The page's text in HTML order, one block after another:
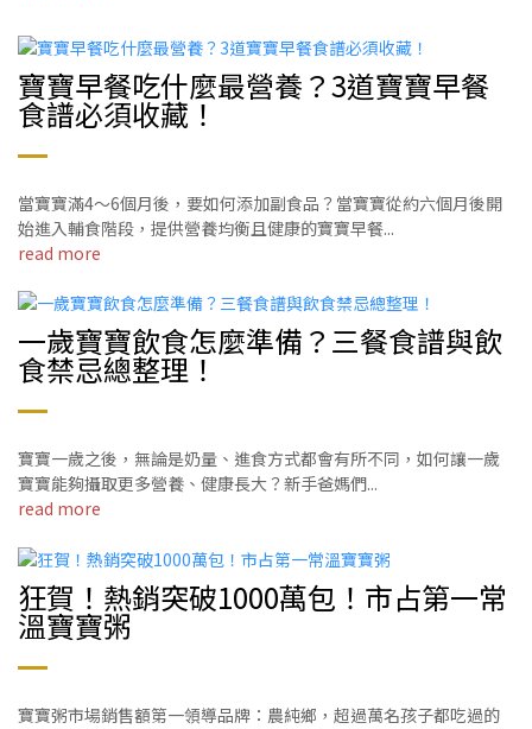
寶寶早餐吃什麼最營養？3道寶寶早餐
食譜必須收藏！
當寶寶滿4～6個月後，要如何添加副食品？當寶寶從約六個月後開
始進入輔食階段，提供營養均衡且健康的寶寶早餐...
read more
一歲寶寶飲食怎麼準備？三餐食譜與飲
食禁忌總整理！
寶寶一歲之後，無論是奶量、進食方式都會有所不同，如何讓一歲
寶寶能夠攝取更多營養、健康長大？新手爸媽們...
read more
狂賀！熱銷突破1000萬包！市占第一常
溫寶寶粥
寶寶粥市場銷售額第一領導品牌：農純鄉，超過萬名孩子都吃過的